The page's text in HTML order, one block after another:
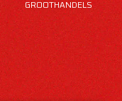
GROOTHANDELS